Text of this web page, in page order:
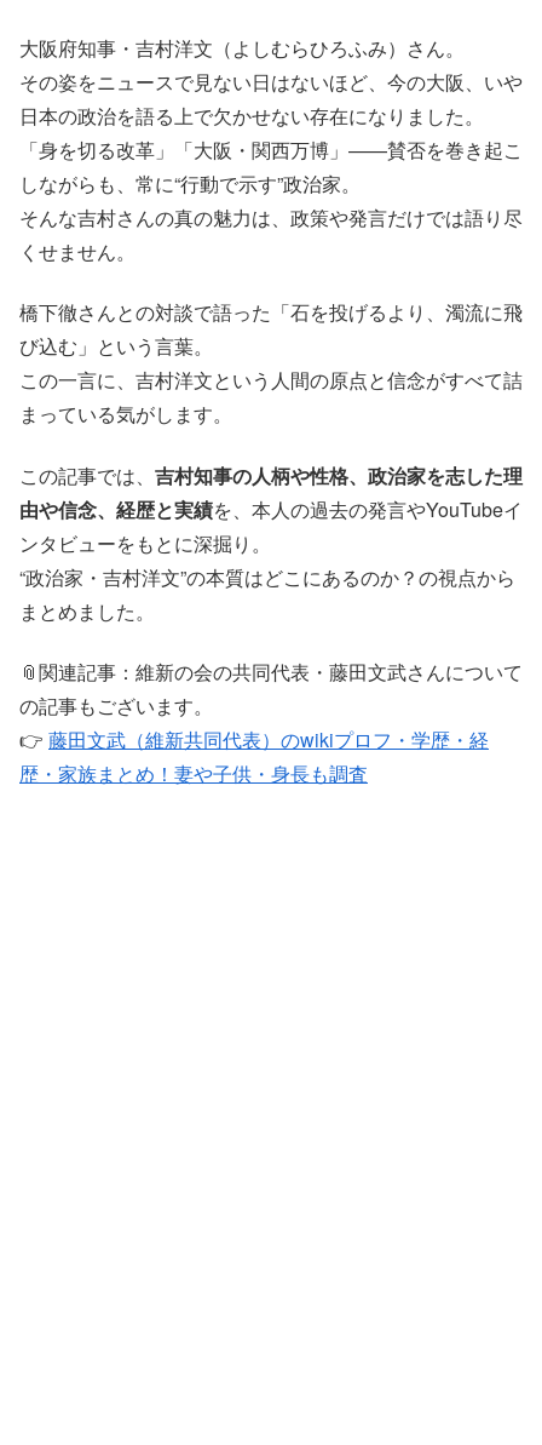
大阪府知事・吉村洋文（よしむらひろふみ）さん。
その姿をニュースで見ない日はないほど、今の大阪、いや
日本の政治を語る上で欠かせない存在になりました。
「身を切る改革」「大阪・関西万博」——賛否を巻き起こ
しながらも、常に“行動で示す”政治家。
そんな吉村さんの真の魅力は、政策や発言だけでは語り尽
くせません。
橋下徹さんとの対談で語った「石を投げるより、濁流に飛
び込む」という言葉。
この一言に、吉村洋文という人間の原点と信念がすべて詰
まっている気がします。
この記事では、 吉村知事の人柄や性格、政治家を志した理
由や信念、経歴と実績を、本人の過去の発言やYouTubeイ
ンタビューをもとに深掘り。
“政治家・吉村洋文”の本質はどこにあるのか？の視点から
まとめました。
📎関連記事：維新の会の共同代表・藤田文武さんについて
の記事もございます。
👉 藤田文武（維新共同代表）のwikiプロフ・学歴・経
歴・家族まとめ！妻や子供・身長も調査